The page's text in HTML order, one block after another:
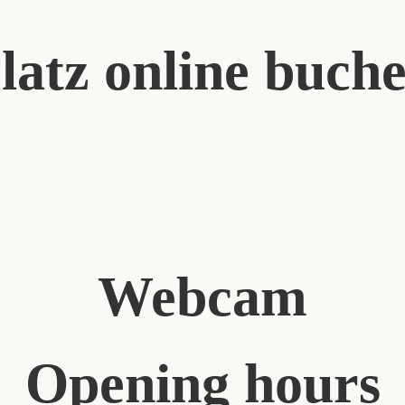
online
Webcam
Opening hours